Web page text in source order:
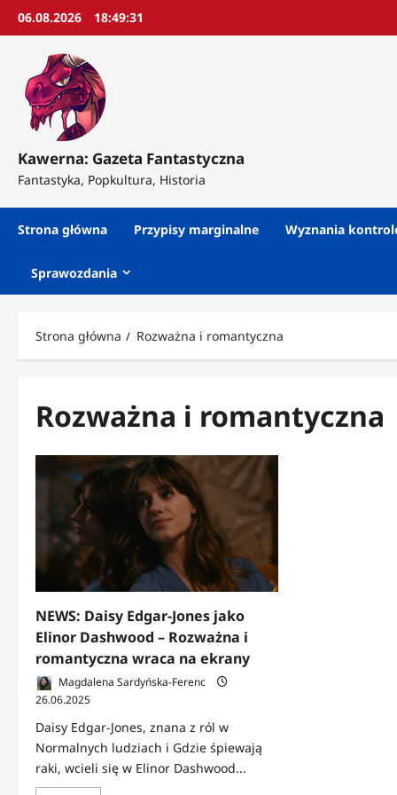
Przejdź
06.08.2026 18:49:33
Kawerna: Gazeta Fantastyczna
Fantastyka, Popkultura, Historia
Strona główna Przypisy marginalne Wyznania
Sprawozdania
Strona główna Rozważna i romantyczna
Rozważna i romantyczna
NEWS: Daisy Edgar-Jones jako
Elinor Dashwood – Rozważna i
romantyczna wraca na ekrany
Magdalena Sardyńska-Ferenc
26.06.2025
Daisy Edgar-Jones, znana z ról w
Normalnych ludziach i Gdzie śpiewają
raki, wcieli się w Elinor Dashwood...